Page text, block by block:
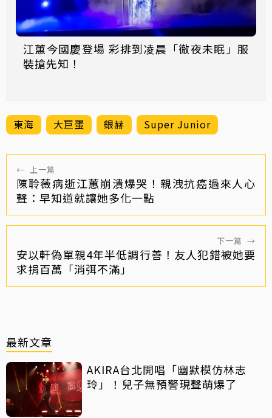
江蕙今國慶登場 彩排到凌晨「徹夜未眠」服
裝搶先知！
東海 大巨蛋 銀赫 Super Junior
← 上一篇
陳聆薇病逝江蕙崩潰爆哭！親洩抗癌過來人心
聲：早知道就讓她多化一點
下一篇 →
安以軒偽單親4年半低調行善！友人犯錯被她要
求捐百萬「消弭不滿」
最新文章
AKIRA台北開唱「幽默模仿林志
玲」！兒子無預警現聲萌爆了